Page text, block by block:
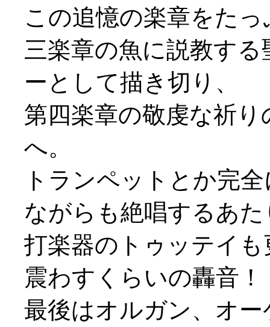
この追憶の楽章をた
三楽章の魚に説教す
ーとして描き切り、
第四楽章の敬虔な祈
へ。
トランペットとか完
ながらも絶唱するあ
打楽器のトゥッテイ
震わすくらいの轟音！
最後はオルガン、オ